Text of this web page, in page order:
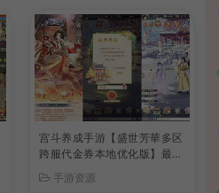
宫斗养成手游【盛世芳華多区
跨服代金券本地优化版】最新
手工服务端+CDK授权后台
手游资源